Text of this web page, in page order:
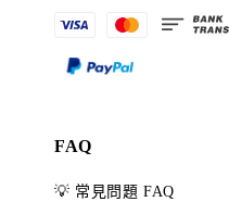
FAQ
💡 常見問題 FAQ